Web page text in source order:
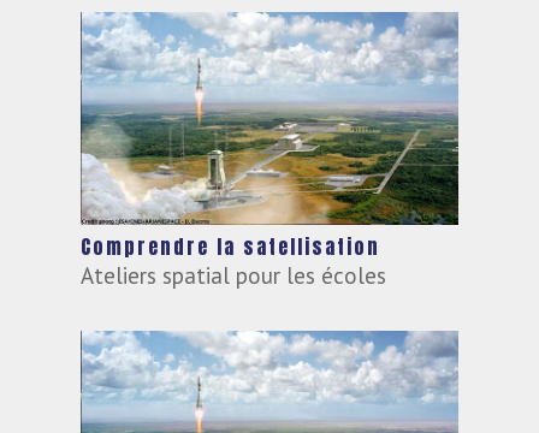
Comprendre la satellisation
Ateliers spatial pour les écoles